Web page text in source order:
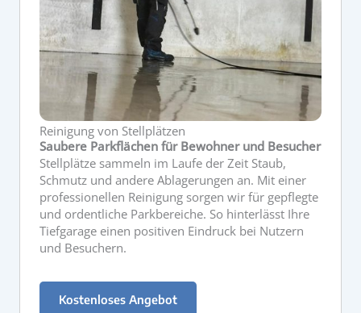
Reinigung von Stellplätzen
Saubere Parkflächen für Bewohner und Besucher
Stellplätze sammeln im Laufe der Zeit Staub,
Schmutz und andere Ablagerungen an. Mit einer
professionellen Reinigung sorgen wir für gepflegte
und ordentliche Parkbereiche. So hinterlässt Ihre
Tiefgarage einen positiven Eindruck bei Nutzern
und Besuchern.
Kostenloses Angebot